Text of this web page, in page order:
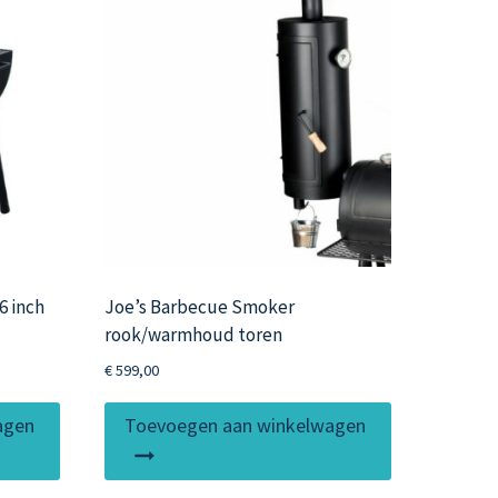
inch
Joe’s Barbecue Smoker
rook/warmhoud toren
€599,00
Toevoegen aan winkelwagen